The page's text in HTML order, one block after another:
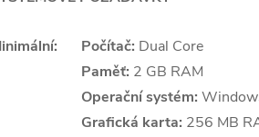
Počítač: Dual Core
Paměť: 2 GB RAM
Operační systém:
Grafická karta: 256 MB